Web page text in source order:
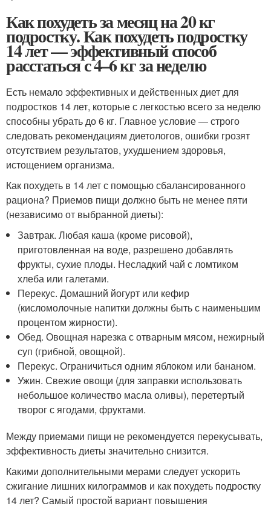
Как похудеть за месяц на 20 кг
подростку. Как похудеть подростку
14 лет — эффективный способ
расстаться с 4–6 кг за неделю
Есть немало эффективных и действенных диет для
подростков 14 лет, которые с легкостью всего за неделю
способны убрать до 6 кг. Главное условие — строго
следовать рекомендациям диетологов, ошибки грозят
отсутствием результатов, ухудшением здоровья,
истощением организма.
Как похудеть в 14 лет с помощью сбалансированного
рациона? Приемов пищи должно быть не менее пяти
(независимо от выбранной диеты):
Завтрак. Любая каша (кроме рисовой),
приготовленная на воде, разрешено добавлять
фрукты, сухие плоды. Несладкий чай с ломтиком
хлеба или галетами.
Перекус. Домашний йогурт или кефир
(кисломолочные напитки должны быть с наименьшим
процентом жирности).
Обед. Овощная нарезка с отварным мясом, нежирный
суп (грибной, овощной).
Перекус. Ограничиться одним яблоком или бананом.
Ужин. Свежие овощи (для заправки использовать
небольшое количество масла оливы), перетертый
творог с ягодами, фруктами.
Между приемами пищи не рекомендуется перекусывать,
эффективность диеты значительно снизится.
Какими дополнительными мерами следует ускорить
сжигание лишних килограммов и как похудеть подростку
14 лет? Самый простой вариант повышения